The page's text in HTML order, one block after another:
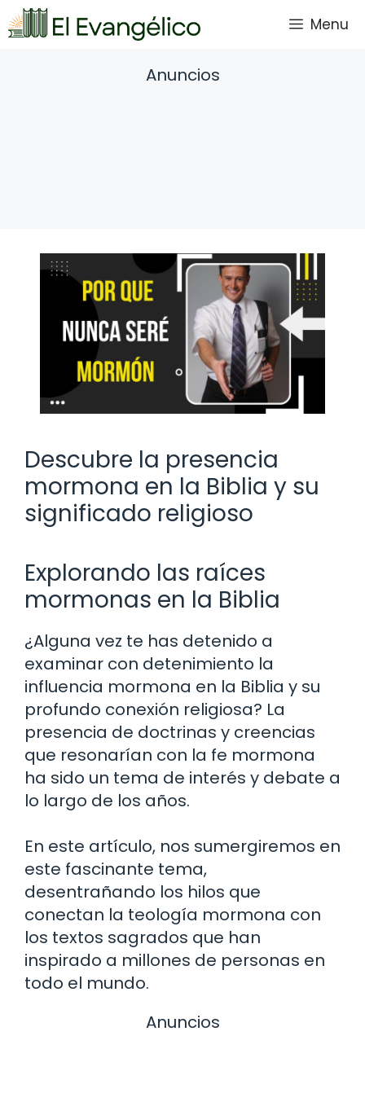
Saltar
al
Menu
Anuncios
Descubre la presencia
mormona en la Biblia y su
significado religioso
Explorando las raíces
mormonas en la Biblia
¿Alguna vez te has detenido a
examinar con detenimiento la
influencia mormona en la Biblia y su
profundo conexión religiosa? La
presencia de doctrinas y creencias
que resonarían con la fe mormona
ha sido un tema de interés y debate a
lo largo de los años.
En este artículo, nos sumergiremos en
este fascinante tema,
desentrañando los hilos que
conectan la teología mormona con
los textos sagrados que han
inspirado a millones de personas en
todo el mundo.
Anuncios